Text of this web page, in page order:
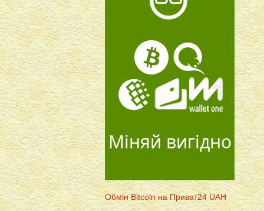
Міняй вигідно
Обмін Bitcoin на Приват24 UAH